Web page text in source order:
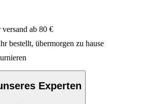
ab 80 €
bestellt, übermorgen zu hause
Experten